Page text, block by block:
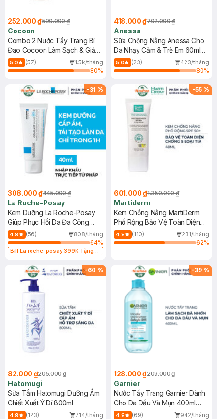
252.000 ₫590.000 ₫
Cocoon
Combo 2 Nước Tẩy Trang Bí
Đao Cocoon Làm Sạch & Giảm
Dầu 500ml
5.0 (57)
1.5k/tháng
80%
418.000 ₫702.000 ₫
Anessa
Sữa Chống Nắng Anessa Cho
Da Nhạy Cảm & Trẻ Em 60ml
(Mới)
5.0 (23)
423/tháng
80%
-31 %
308.000 ₫445.000 ₫
La Roche-Posay
Kem Dưỡng La Roche-Posay
Giúp Phục Hồi Da Đa Công
Dụng 40ml
4.9 (56)
808/tháng
64%
Bill La roche-posay 399K Tặng
(SL có hạn)
-55 %
601.000 ₫1.350.000 ₫
Martiderm
Kem Chống Nắng MartiDerm
Phổ Rộng Bảo Vệ Toàn Diện
40ml
4.9 (110)
231/tháng
62%
-60 %
82.000 ₫205.000 ₫
Hatomugi
Sữa Tắm Hatomugi Dưỡng Ẩm
Chiết Xuất Ý Dĩ 800ml
4.9 (123)
714/tháng
-39 %
128.000 ₫209.000 ₫
Garnier
Nước Tẩy Trang Garnier Dành
Cho Da Dầu Và Mụn 400ml
(Mới)
4.9 (69)
942/tháng